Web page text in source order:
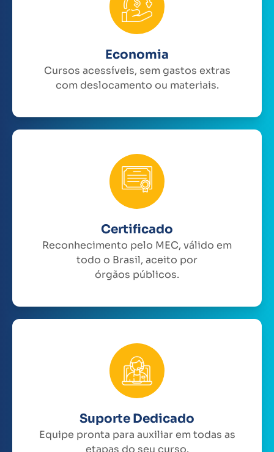
Economia
Cursos acessíveis, sem gastos extras
com deslocamento ou materiais.
Certificado
Reconhecimento pelo MEC, válido em
todo o Brasil, aceito por
órgãos públicos.
Suporte Dedicado
Equipe pronta para auxiliar em todas as
etapas do seu curso.